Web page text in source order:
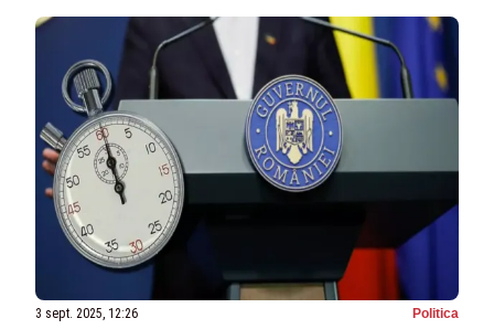
3 sept. 2025, 12:26 Politica